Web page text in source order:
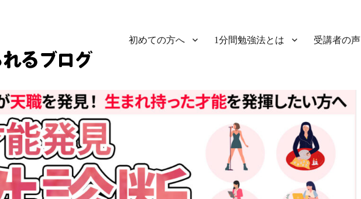
初めての方へ 1分間勉強法とは 受講者の声